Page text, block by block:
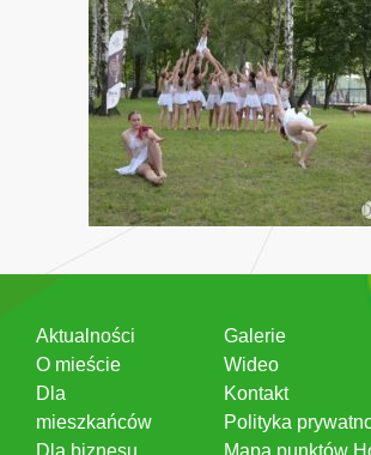
Aktualności
O mieście
Dla
mieszkańców
Galerie
Wideo
Kontakt
Polityka